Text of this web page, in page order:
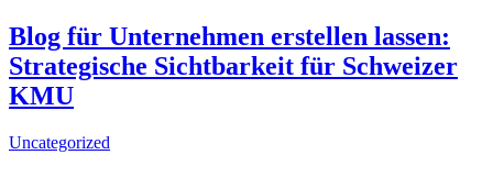
Blog für Unternehmen erstellen lassen:
Strategische Sichtbarkeit für Schweizer
KMU
Uncategorized